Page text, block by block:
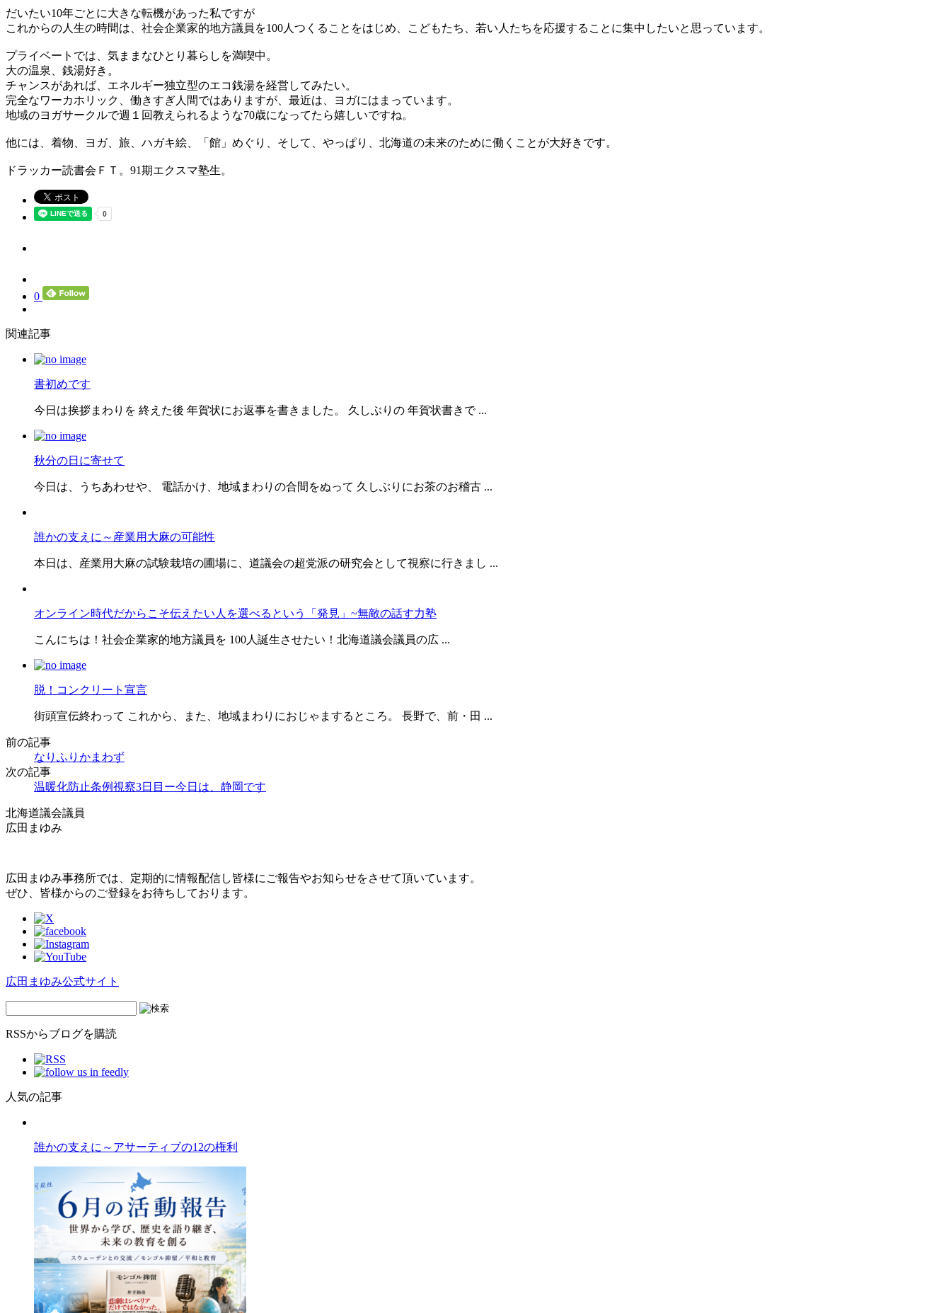
だいたい10年ごとに大きな転機があった私ですが
これからの人生の時間は、社会企業家的地方議員を100人つくることをはじめ、こどもたち、若い人たちを応援することに集中したいと思っています。
プライベートでは、気ままなひとり暮らしを満喫中。
大の温泉、銭湯好き。
チャンスがあれば、エネルギー独立型のエコ銭湯を経営してみたい。
完全なワーカホリック、働きすぎ人間ではありますが、最近は、ヨガにはまっています。
地域のヨガサークルで週１回教えられるような70歳になってたら嬉しいですね。
他には、着物、ヨガ、旅、ハガキ絵、「館」めぐり、そして、やっぱり、北海道の未来のために働くことが大好きです。
ドラッカー読書会ＦＴ。91期エクスマ塾生。
0
関連記事
書初めです
今日は挨拶まわりを 終えた後 年賀状にお返事を書きました。 久しぶりの 年賀状書きで ...
秋分の日に寄せて
今日は、うちあわせや、 電話かけ、地域まわりの合間をぬって 久しぶりにお茶のお稽古 ...
誰かの支えに～産業用大麻の可能性
本日は、産業用大麻の試験栽培の圃場に、道議会の超党派の研究会として視察に行きまし ...
オンライン時代だからこそ伝えたい人を選べるという「発見」~無敵の話す力塾
こんにちは！社会企業家的地方議員を 100人誕生させたい！北海道議会議員の広 ...
脱！コンクリート宣言
街頭宣伝終わって これから、また、地域まわりにおじゃまするところ。 長野で、前・田 ...
前の記事
なりふりかまわず
次の記事
温暖化防止条例視察3日目ー今日は、静岡です
北海道議会議員
広田まゆみ
広田まゆみ事務所では、定期的に情報配信し皆様にご報告やお知らせをさせて頂いています。
ぜひ、皆様からのご登録をお待ちしております。
広田まゆみ公式サイト
RSSからブログを購読
人気の記事
誰かの支えに～アサーティブの12の権利